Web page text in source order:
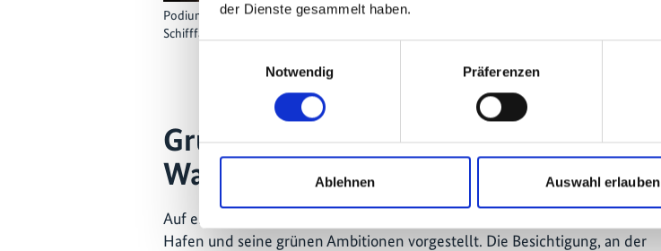
der Dienste gesammelt haben.
Notwendig
Präferenzen
Ablehnen Auswahl erlauben
Podiumsteilnehmende diskutieren Ambitionen und Herausforderungen für die grüne
Schifffahrt beim Side Event zur Hamburger Nachhaltigkeitskonferenz.
Grüne Schifffahrt und grüner
Wasserstoff
Auf einer Bootstour wurden den Delegierten anschließend der Hamburger
Hafen und seine grünen Ambitionen vorgestellt. Die Besichtigung, an der